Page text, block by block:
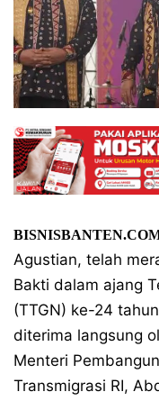
Agustian, telah
Bakti dalam ajang
(TTGN) ke-24
diterima langsung
Menteri
Transmigrasi RI,